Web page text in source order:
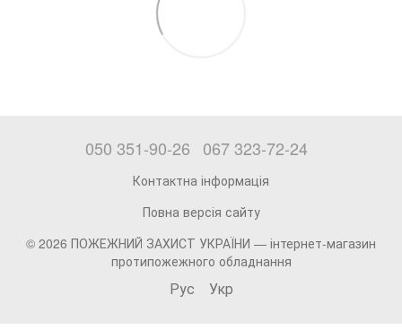
050 351-90-26 067 323-72-24
Контактна інформація
Повна версія сайту
© 2026 ПОЖЕЖНИЙ ЗАХИСТ УКРАЇНИ — інтернет-магазин
протипожежного обладнання
Рус Укр